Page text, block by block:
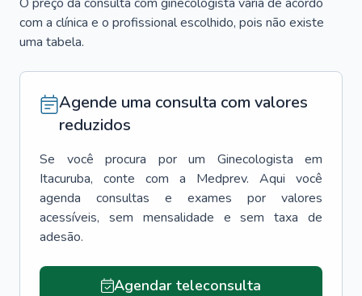
com a clínica e o profissional escolhido, pois não existe
uma tabela.
Agende uma consulta com valores
reduzidos
Se você procura por um Ginecologista
em
Itacuruba, conte com a Medprev. Aqui você
agenda consultas e exames por valores
acessíveis, sem mensalidade e sem taxa de
adesão.
Agendar teleconsulta